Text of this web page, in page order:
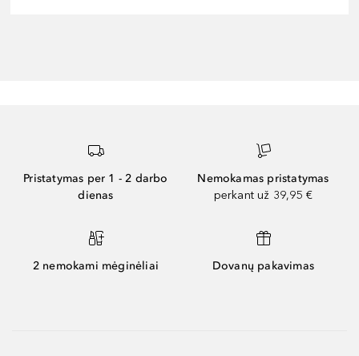
Pristatymas per 1 - 2 darbo
dienas
Nemokamas pristatymas
perkant už 39,95 €
2 nemokami mėginėliai Dovanų pakavimas